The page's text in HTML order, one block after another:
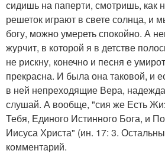
сидишь на паперти, смотришь, как
решеток играют в свете солнца, и
богу, можно умереть спокойно. А
журчит, в которой я в детстве
не рискну, конечно и песня е
прекрасна. И была она таковой, и
в ней непреходящие Вера,
слушай. А вообще, "сия же Есть
Тебя, Единого Истинного Бога, и
Иисуса Христа" (ин. 17: 3.
комментарий.